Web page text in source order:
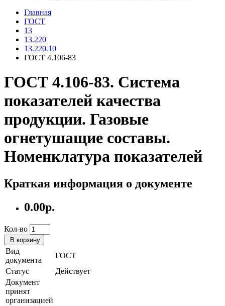
Главная
ГОСТ
13
13.220
13.220.10
ГОСТ 4.106-83
ГОСТ 4.106-83. Система
показателей качества
продукции. Газовые
огнетушащие составы.
Номенклатура показателей
Краткая информация о документе
0.00р.
Кол-во
В корзину
Вид
документа
ГОСТ
Статус
Действует
Документ
принят
организацией